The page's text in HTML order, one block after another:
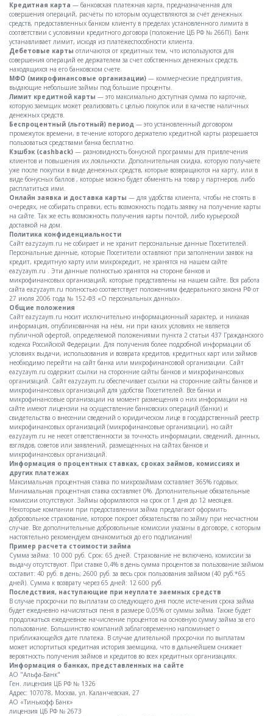
Кредитная карта — банковская платежная карта, предназначенная для
совершения операций, расчёты по которым осуществляются за счёт денежных
средств, предоставленных банком клиенту в пределах установленного лимита в
соответствии с условиями кредитного договора (положение ЦБ РФ № 266П). Банк
устанавливает лимит, исходя из платёжеспособности клиента.
Дебетовые карты отличаются от кредитных тем, что используются для
совершения операций ее держателем за счет собственных денежных средств,
находящихся на его банковском счете.
МФО (микрофинансовые организации) — коммерческие предприятия,
выдающие небольшие займы под большие проценты.
Лимит кредитной карты — это максимально доступная сумма по карточке,
которую заемщик может реализовать с целью покупок или в качестве наличных
денежных средств.
Беспроцентный (льготный) период — это установленный договором
промежуток времени, в течение которого держателю кредитной карты разрешается
пользоваться средствами банка бесплатно.
Кэшбэк (cashback) — разновидность бонусной программы для привлечения
клиентов и повышения их лояльности. Дополнительная скидка, которую получаете
уже после покупки в виде денежных средств, которые возвращаются на карту, или в
виде бонусных баллов , которые можно будет обменять на товар у партнеров, либо
расплатиться ими.
Онлайн заявка и доставка карты — для удобства клиента, чтобы не стоять в
очередях, не собирать справки, есть возможность подать заявку на получение карты
на сайте. Так же есть возможность получения карты почтой, либо курьерской
доставкой на дом.
Политика конфиденциальности
Сайт eazyzaym.ru не собирает и не хранит персональные данные Посетителей.
Персональные данные, которые Посетители оставляют при заполнении заявок на
кредит, кредитную карту или микрокредит, не хранятся на нашем сайте
eazyzaym.ru . Эти данные полностью хранятся на стороне банков и
микрофинансовых организаций, которые представлены на нашем сайте. Вся работа
сайта eazyzaym.ru полностью соответствует положениям федерального закона РФ от
27 июля 2006 года № 152-ФЗ «О персональных данных».
Общие положения
Сайт eazyzaym.ru носит исключительно информационный характер, и никакая
информация, опубликованная на нём, ни при каких условиях не является
публичной офертой, определяемой положениями пункта 2 статьи 437 Гражданского
кодекса Российской Федерации. Для получения более подробной информации об
условиях выдачи, использования и возврата кредитов, кредитных карт или займов
необходимо перейти на сайт банка или микрофинансовой организации. Сайт
eazyzaym.ru содержит ссылки на сторонние сайты банков и микрофинансовых
организаций. Сайт eazyzaym.ru обеспечивает ссылки на сторонние сайты банков и
микрофинансовых организаций для удобства Посетителей. Все банки и
микрофинансовые организации на момент размещения о них информации на
сайте имеют лицензии на осуществление банковских операций (банки) и
свидетельства о внесении сведений о юридическом лице в государственный реестр
микрофинансовых организаций (микрофинансовые организации), но сайт
eazyzaym.ru не несет ответственности за точность информации, сведений, данных,
взглядов, советов или заявлений, размещенных на сайтах банков и
микрофинансовых организаций.
Информация о процентных ставках, сроках займов, комиссиях и
других платежах
Максимальная процентная ставка по микрозаймам составляет 365% годовых.
Минимальная процентная ставка составляет 0%. Дополнительные обязательные
комиссии отсутствуют. Займы оформляются на срок от 1 дня до 12 месяцев.
Некоторые компании при предоставлении займа предлагают оформить
добровольное страхование, которое покроет обязательства по займу при несчастном
случае. Все дополнительные добровольные комиссии указаны в договоре, с которым
настоятельно рекомендуем ознакомиться до его подписания!
Пример расчета стоимости займа
Сумма займа: 10 000 руб. Срок: 65 дней. Страхование не включено, комиссии за
выдачу отсутствуют. При ставке 0,4% в день сумма процентов за пользование займом
составит: 40 руб. в день; 2600 руб. за весь срок пользования займом (40 руб.*65
дней). Сумма к возврату через 65 дней: 12 600 руб.
Последствия, наступающие при неуплате заемных средств
В случае просрочки по выплатам со следующего дня после истечения срока займа
будет ежедневно начисляться пеня в размере 0,05% от суммы займа. Также будет
продолжаться ежедневное начисление процентов на основную сумму займа за его
пользование. Большинство компаний заблаговременно напоминает о
приближающейся дате платежа. В случае длительной просрочки по выплатам
может испортиться кредитная история заемщика, что в дальнейшем снижает
вероятность получения займов и кредитов во всех кредитных организациях.
Информация о банках, представленных на сайте
АО "Альфа-Банк"
Ген. лицензия ЦБ РФ № 1326
Адрес: 107078, Москва, ул. Каланчевская, 27
АО «Тинькофф Банк»
лицензия ЦБ РФ № 2673